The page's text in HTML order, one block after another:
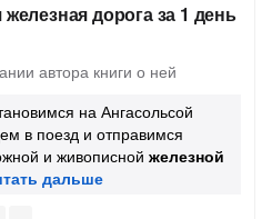
дорога за 1 день
автора книги о ней
на Ангасольсой
в поезд и отправимся
и живописной железной